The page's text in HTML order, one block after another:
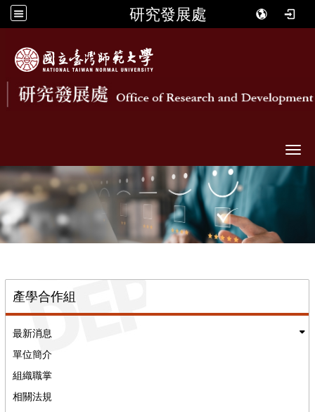
研究發展處
產學合作組
最新消息
單位簡介
組織職掌
相關法規